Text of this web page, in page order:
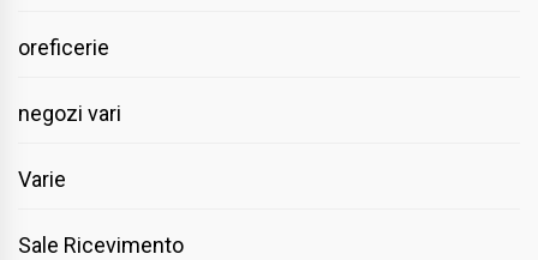
oreficerie
negozi vari
Varie
Sale Ricevimento